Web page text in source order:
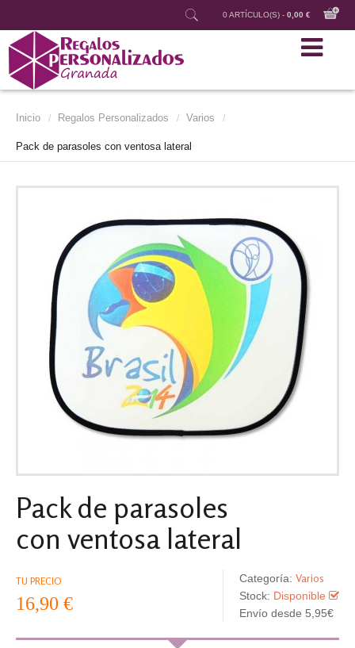
0 ARTÍCULO(S) - 0,00 €
Inicio / Regalos Personalizados / Varios /
Pack de parasoles con ventosa lateral
Pack de parasoles
con ventosa lateral
TU PRECIO
16,90 €
Categoría: Varios
Stock: Disponible
Envío desde 5,95€